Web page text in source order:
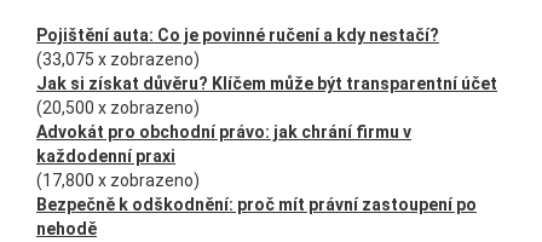
Pojištění auta: Co je povinné ručení a kdy nestačí?
(33,075 x zobrazeno)
Jak si získat důvěru? Klíčem může být transparentní účet
(20,500 x zobrazeno)
Advokát pro obchodní právo: jak chrání firmu v
každodenní praxi
(17,800 x zobrazeno)
Bezpečně k odškodnění: proč mít právní zastoupení po
nehodě